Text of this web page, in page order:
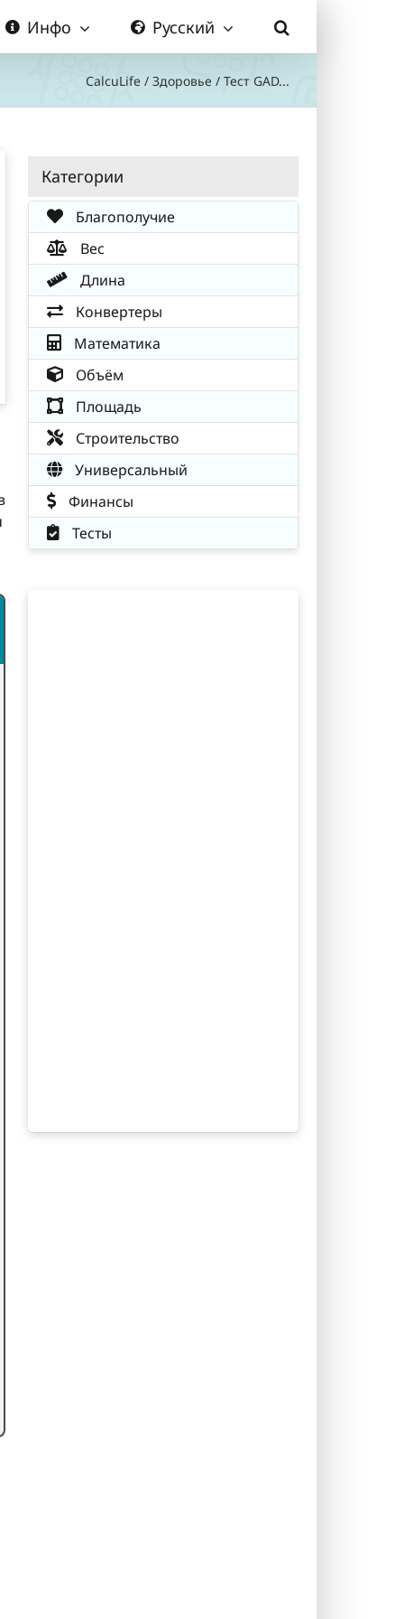
Инфо Русский
CalcuLife / Здоровье / Тест GAD...
Категории
Благополучие
Вес
Длина
Конвертеры
Математика
Объём
Площадь
Строительство
Универсальный
Финансы
Тесты